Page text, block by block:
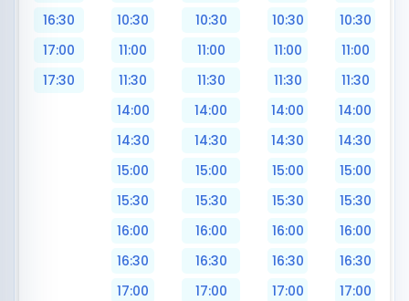
16:30
17:00
17:30
10:30
11:00
11:30
14:00
14:30
15:00
15:30
16:00
16:30
17:00
10:30
11:00
11:30
14:00
14:30
15:00
15:30
16:00
16:30
17:00
10:30
11:00
11:30
14:00
14:30
15:00
15:30
16:00
16:30
17:00
10:30
11:00
11:30
14:00
14:30
15:00
15:30
16:00
16:30
17:00